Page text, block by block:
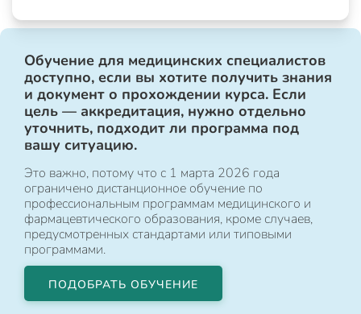
Обучение для медицинских специалистов
доступно, если вы хотите получить знания
и документ о прохождении курса. Если
цель — аккредитация, нужно отдельно
уточнить, подходит ли программа под
вашу ситуацию.
Это важно, потому что с 1 марта 2026 года
ограничено дистанционное обучение по
профессиональным программам медицинского и
фармацевтического образования, кроме случаев,
предусмотренных стандартами или типовыми
программами.
ПОДОБРАТЬ ОБУЧЕНИЕ